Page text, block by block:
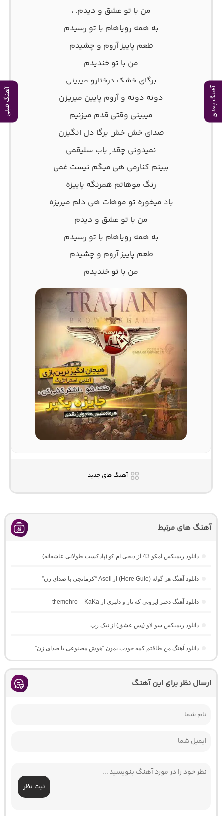
آهنگ بعدی آهنگ قبلی
من با تو عشق و دیدم. ،
به همه رویاهام با تو رسیدم
طعم پاییز آروم و چشیدم
من با تو خندیدم
برگای خشک درختارو میبینی
دونه دونه و آروم پایین میریزن
میبینی وقتی قدم میزنیم
صدای خش خش برگا دل انگیزن
نمیدونی چقدر باب سلیقمی
ببینم کنارمی هی میگم نیست غمی
رنگ موهاتم همرنگه پاییزه
باد میخوره تو موهات هی دلم میریزه
من با تو عشق و دیدم
به همه رویاهام با تو رسیدم
طعم پاییز آروم و چشیدم
من با تو خندیدم
آهنگ های جدید
آهنگ های مرتبط
دانلود ریمیکس امکو 43 از دیجی ام کو (پادکست طولانی عاشقانه)
دانلود آهنگ هر گوله (Here Gule) از Asell “کرمانجی با صدای زن”
دانلود آهنگ دختر ایرونی که ناز و دلبری از themehro – KaKa
دانلود ریمیکس سو لاو (پس عشق) از تیک رپ
دانلود آهنگ من طاقتم کمه خودت بمون “هوش مصنوعی با صدای زن”
ارسال نظر برای این آهنگ
ثبت نظر